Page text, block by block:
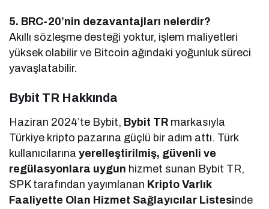
5. BRC-20’nin dezavantajları nelerdir?
Akıllı sözleşme desteği yoktur, işlem maliyetleri
yüksek olabilir ve Bitcoin ağındaki yoğunluk süreci
yavaşlatabilir.
Bybit TR Hakkında
Haziran 2024’te Bybit, Bybit TR markasıyla
Türkiye kripto pazarına güçlü bir adım attı. Türk
kullanıcılarınayerelleştirilmiş, güvenli ve
regülasyonlara uygun hizmet sunan Bybit TR,
SPK tarafından yayımlanan Kripto Varlık
Faaliyette Olan Hizmet Sağlayıcılar Listesinde